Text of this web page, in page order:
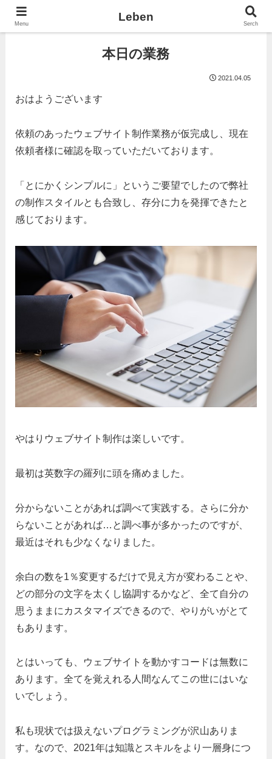
本日の業務
2021.04.05
おはようございます
依頼のあったウェブサイト制作業務が仮完成し、現在
依頼者様に確認を取っていただいております。
「とにかくシンプルに」というご要望でしたので弊社
の制作スタイルとも合致し、存分に力を発揮できたと
感じております。
やはりウェブサイト制作は楽しいです。
最初は英数字の羅列に頭を痛めました。
分からないことがあれば調べて実践する。さらに分か
らないことがあれば…と調べ事が多かったのですが、
最近はそれも少なくなりました。
余白の数を1％変更するだけで見え方が変わることや、
どの部分の文字を太くし協調するかなど、全て自分の
思うままにカスタマイズできるので、やりがいがとて
もあります。
とはいっても、ウェブサイトを動かすコードは無数に
あります。全てを覚えれる人間なんてこの世にはいな
いでしょう。
私も現状では扱えないプログラミングが沢山ありま
す。なので、2021年は知識とスキルをより一層身につ
Menu
Leben
Serch